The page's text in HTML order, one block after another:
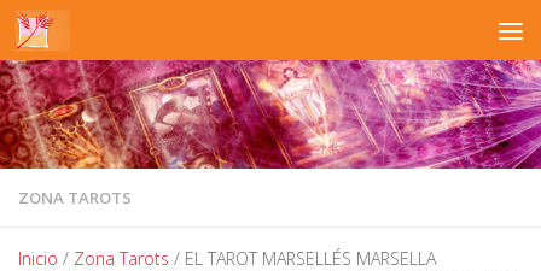
Saltar al contenido
ZONA TAROTS
Inicio / Zona Tarots / EL TAROT MARSELLÉS MARSELLA